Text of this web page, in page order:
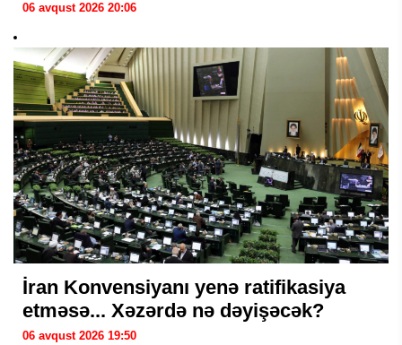
06 avqust 2026 20:06
İran Konvensiyanı yenə ratifikasiya
etməsə... Xəzərdə nə dəyişəcək?
06 avqust 2026 19:50